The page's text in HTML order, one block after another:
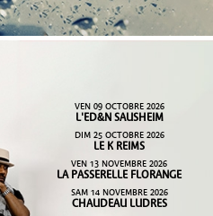
VEN 09 OCTOBRE 2026
L'ED&N SAUSHEIM
DIM 25 OCTOBRE 2026
LE K REIMS
VEN 13 NOVEMBRE 2026
LA PASSERELLE FLORANGE
SAM 14 NOVEMBRE 2026
CHAUDEAU LUDRES